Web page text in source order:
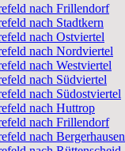
nach Frillendorf
nach Stadtkern
nach Ostviertel
nach Nordviertel
nach Westviertel
nach Südviertel
nach Südostviertel
nach Huttrop
nach Frillendorf
nach Bergerhausen